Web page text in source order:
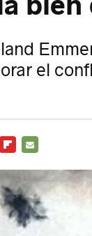
el
MAIL